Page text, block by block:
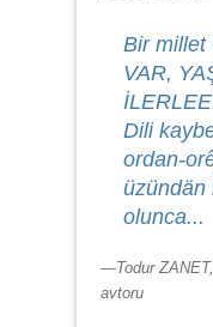
Bir millet
VAR,
Dili
ordan-
üzündän
olunca...
—Todur
avtoru